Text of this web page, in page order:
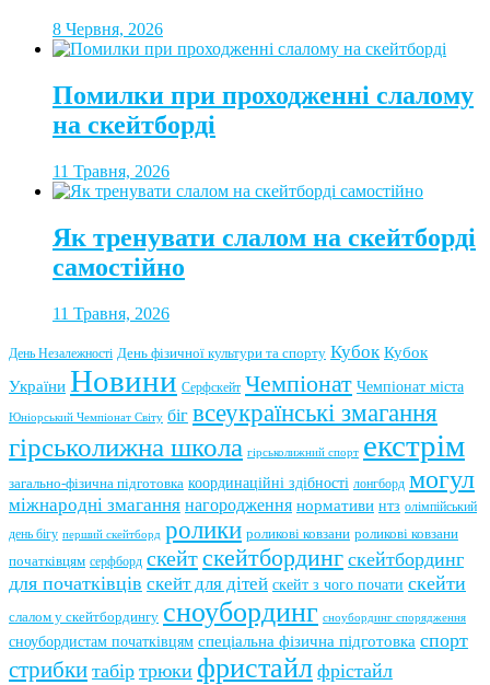
8 Червня, 2026
Помилки при проходженні слалому
на скейтборді
11 Травня, 2026
Як тренувати слалом на скейтборді
самостійно
11 Травня, 2026
День Незалежності День фізичної культури та спорту Кубок Кубок
України Новини Серфскейт Чемпіонат Чемпіонат міста
Юніорський Чемпіонат Світу біг всеукраїнські змагання
гірськолижна школа гірськолижний спорт екстрім
загально-фізична підготовка координаційні здібності лонгборд могул
міжнародні змагання нагородження нормативи нтз олімпійський
день бігу перший скейтборд ролики роликові ковзани роликові ковзани
початківцям серфборд скейтскейтбординг скейтбординг
для початківців скейт для дітей скейт з чого почати скейти
слалом у скейтбордингу сноубординг сноубординг спорядження
сноубордистам початківцям спеціальна фізична підготовка спорт
стрибки табір трюки фристайл фрістайл